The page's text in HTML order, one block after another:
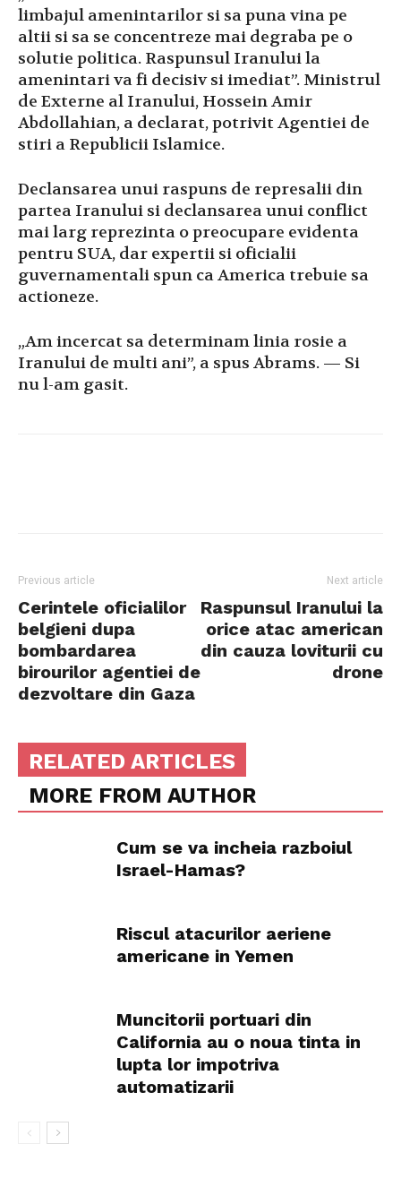
limbajul amenintarilor si sa puna vina pe
altii si sa se concentreze mai degraba pe o
solutie politica. Raspunsul Iranului la
amenintari va fi decisiv si imediat”. Ministrul
de Externe al Iranului, Hossein Amir
Abdollahian, a declarat, potrivit Agentiei de
stiri a Republicii Islamice.
Declansarea unui raspuns de represalii din
partea Iranului si declansarea unui conflict
mai larg reprezinta o preocupare evidenta
pentru SUA, dar expertii si oficialii
guvernamentali spun ca America trebuie sa
actioneze.
„Am incercat sa determinam linia rosie a
Iranului de multi ani”, a spus Abrams. — Si
nu l-am gasit.
Previous article
Cerintele oficialilor
belgieni dupa
bombardarea
birourilor agentiei de
dezvoltare din Gaza
Next article
Raspunsul Iranului la
orice atac american
din cauza loviturii cu
drone
RELATED ARTICLES
MORE FROM AUTHOR
Cum se va incheia razboiul
Israel-Hamas?
Riscul atacurilor aeriene
americane in Yemen
Muncitorii portuari din
California au o noua tinta in
lupta lor impotriva
automatizarii